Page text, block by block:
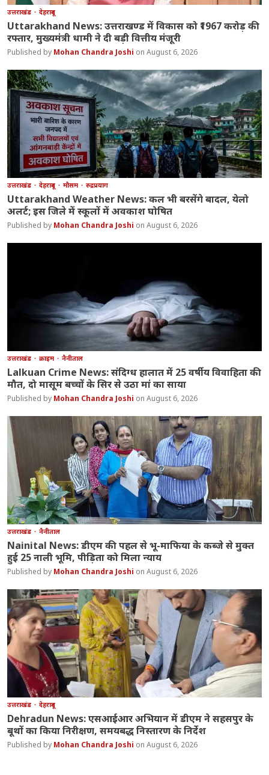
उत्तराखंड देहरादून
Uttarakhand News: उत्तराखण्ड में विकास को ₹1967 करोड़ की
रफ्तार, मुख्यमंत्री धामी ने दी बड़ी वित्तीय मंजूरी
Mohan Chandra Joshi August 6, 2026
उत्तराखंड देहरादून मौसम रुद्रप्रयाग
Uttarakhand Weather News: कल भी बरसेंगे बादल, येलो
अलर्ट; इस जिले में स्कूलों में अवकाश घोषित
Mohan Chandra Joshi August 6, 2026
उत्तराखंड क्राइम नैनीताल
Lalkuan Crime News: संदिग्ध हालात में 25 वर्षीय विवाहिता की
मौत, दो मासूम बच्चों के सिर से उठा मां का साया
Mohan Chandra Joshi August 6, 2026
उत्तराखंड नैनीताल
Nainital News: डीएम की पहल से भू-माफिया के कब्जे से मुक्त
हुई 25 नाली भूमि, पीड़िता को मिला न्याय
Mohan Chandra Joshi August 6, 2026
उत्तराखंड देहरादून
Dehradun News: एसआईआर अभियान में डीएम ने सहसपुर के
बूथों का किया निरीक्षण, समयबद्ध निस्तारण के निर्देश
Mohan Chandra Joshi August 6, 2026